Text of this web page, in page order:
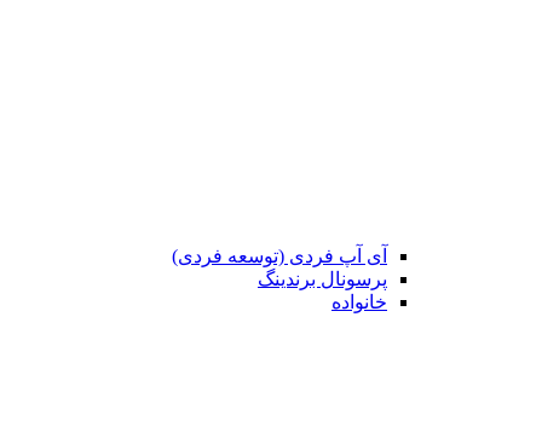
آی آپ فردی (توسعه فردی)
پرسونال برندینگ
خانواده